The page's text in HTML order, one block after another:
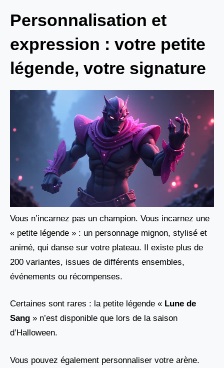
Personnalisation et
expression : votre petite
légende, votre signature
Vous n’incarnez pas un champion. Vous incarnez une
« petite légende » : un personnage mignon, stylisé et
animé, qui danse sur votre plateau. Il existe plus de
200 variantes, issues de différents ensembles,
événements ou récompenses.
Certaines sont rares : la petite légende « Lune de
Sang » n’est disponible que lors de la saison
d’Halloween.
Vous pouvez également personnaliser votre arène.